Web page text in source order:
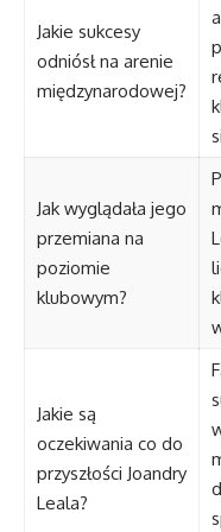
Jakie sukcesy
odniósł na arenie
międzynarodowej?
Jak wyglądała jego
przemiana na
poziomie
klubowym?
Jakie są
oczekiwania co do
przyszłości Joandry
Leala?